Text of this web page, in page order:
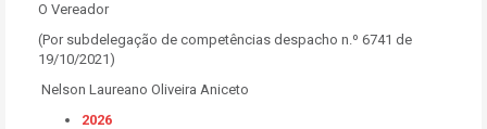
O Vereador
(Por subdelegação de competências despacho n.º 6741 de
19/10/2021)
Nelson Laureano Oliveira Aniceto
2026